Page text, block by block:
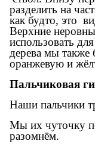
разделить на
как будто, это
Верхние
использовать
дерева мы также
оранжевую и
Пальчиковая
Наши пальчики
Мы их чуточку
разомнём.